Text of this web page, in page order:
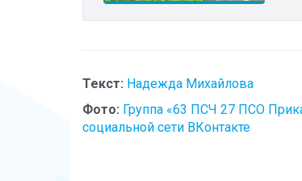
Текст: Надежда Михайлова
Фото: Группа «63 ПСЧ 27 ПСО
социальной сети ВКонтакте